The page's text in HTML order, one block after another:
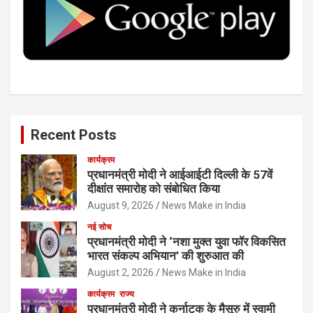
o
k
r I
n
e
Recent Posts
कार्यक्रम
प्रधानमंत्री मोदी ने आईआईटी दिल्ली के 57वें
दीक्षांत समारोह को संबोधित किया
August 9, 2026 News Make in India
नई सोच
प्रधानमंत्री मोदी ने ‘नशा मुक्त युवा फॉर विकसित
भारत संकल्प अभियान’ की शुरुआत की
August 2, 2026 News Make in India
कार्यक्रम राज्य
प्रधानमंत्री मोदी ने कर्नाटक के मैसूरु में स्वामी